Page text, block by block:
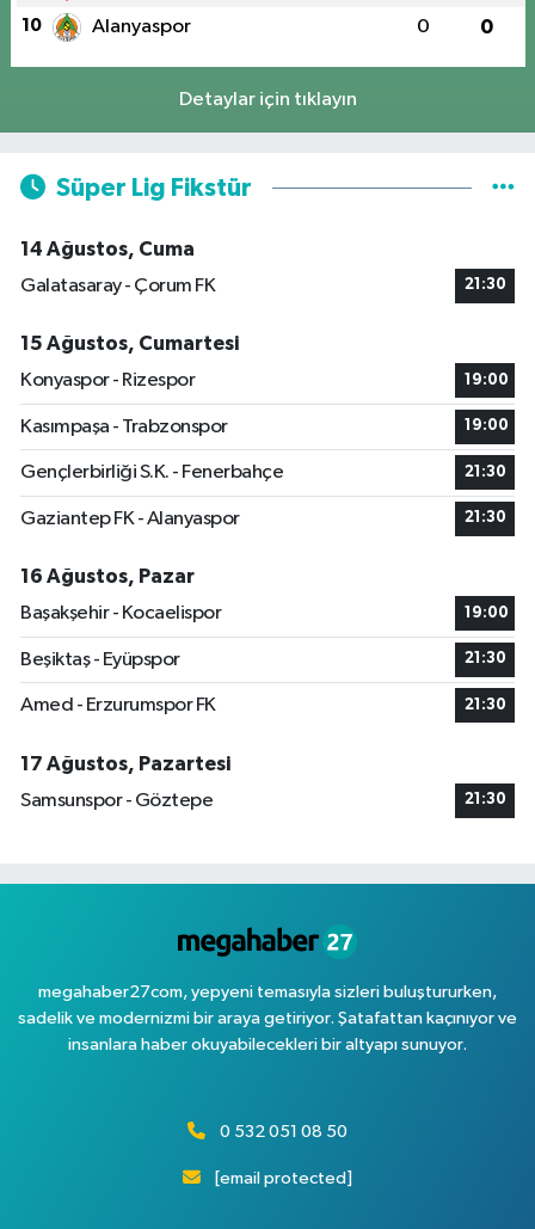
10 Alanyaspor 0 0
Detaylar için tıklayın
Süper Lig Fikstür
14 Ağustos, Cuma
Galatasaray - Çorum FK
21:30
15 Ağustos, Cumartesi
Konyaspor - Rizespor
19:00
Kasımpaşa - Trabzonspor 19:00
Gençlerbirliği S.K. - Fenerbahçe 21:30
Gaziantep FK - Alanyaspor 21:30
16 Ağustos, Pazar
Başakşehir - Kocaelispor
19:00
Beşiktaş - Eyüpspor 21:30
Amed - Erzurumspor FK 21:30
17 Ağustos, Pazartesi
Samsunspor - Göztepe
21:30
megahaber27com, yepyeni temasıyla sizleri buluştururken,
sadelik ve modernizmi bir araya getiriyor. Şatafattan kaçınıyor ve
insanlara haber okuyabilecekleri bir altyapı sunuyor.
0 532 051 08 50
[email protected]